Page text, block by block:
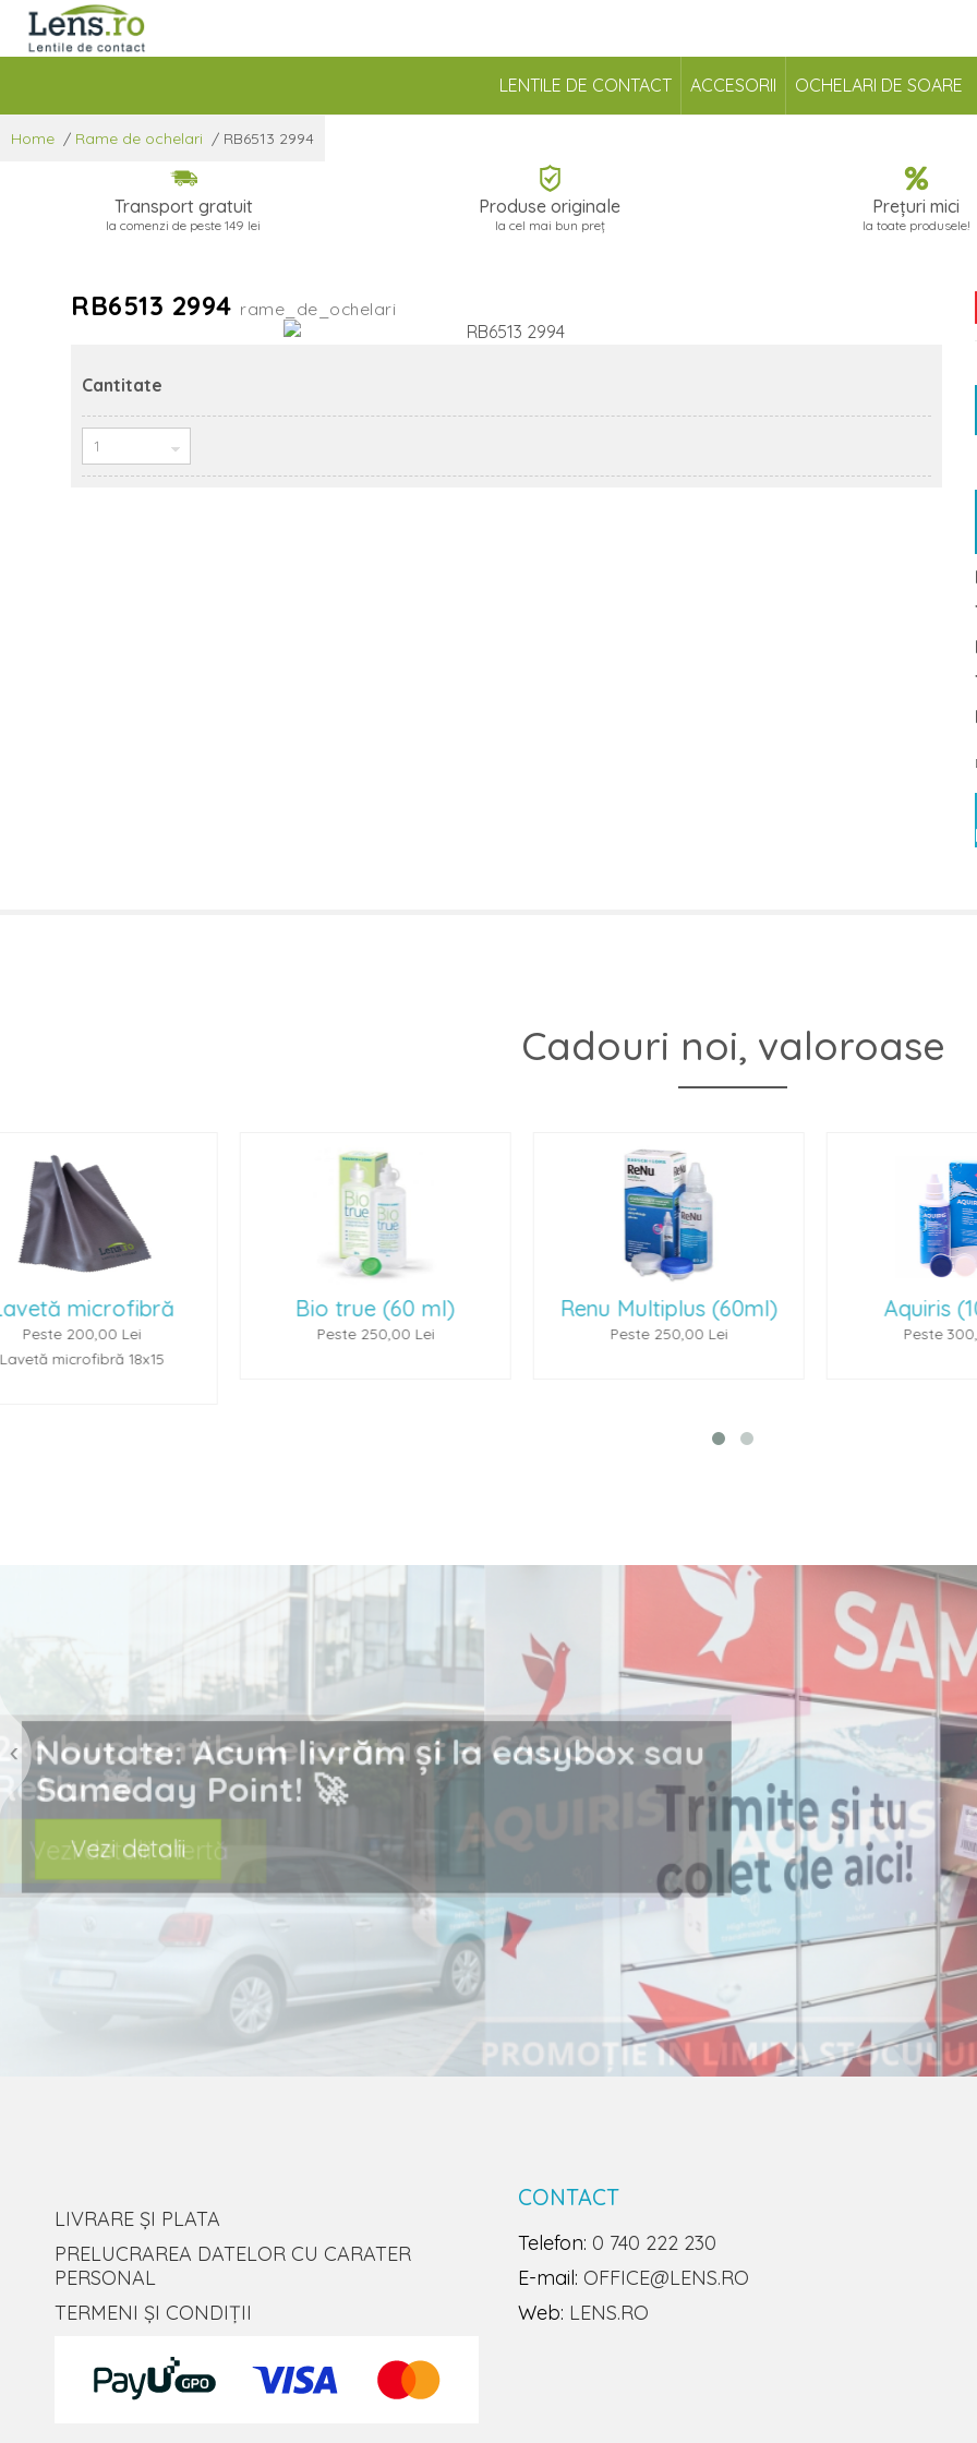
LENTILE DE CONTACT ACCESORII OCHELARI DE SOARE
Home / Rame de ochelari / RB6513 2994
Transport gratuit
la comenzi de peste 149 lei
Produse originale
la cel mai bun preț
Prețuri mici
la toate produsele!
RB6513 2994 rame_de_ochelari
Cantitate
Cadouri noi, valoroase
Bio true (60 ml)
Peste 250,00 Lei
Renu Multiplus (60ml)
Peste 250,00 Lei
Aquiris (100 ml)
Peste 300,00 Lei
Noutate: Acum livrăm și la easybox sau
Sameday Point! 🚀
Vezi detalii
LIVRARE ȘI PLATA
PRELUCRAREA DATELOR CU CARATER
PERSONAL
TERMENI ȘI CONDIȚII
CONTACT
Telefon: 0 740 222 230
E-mail: OFFICE@LENS.RO
Web: LENS.RO